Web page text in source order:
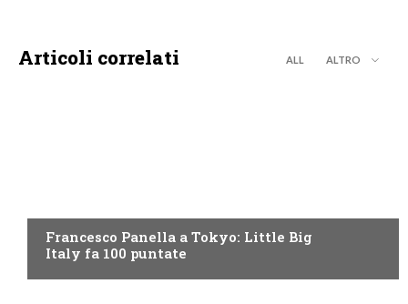
Articoli correlati ALL ALTRO
Francesco Panella a Tokyo: Little Big
Italy fa 100 puntate